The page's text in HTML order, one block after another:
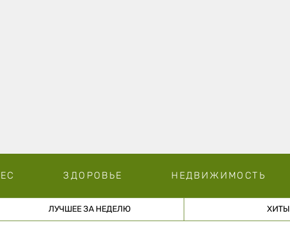
ЗДОРОВЬЕ НЕДВИЖИМОСТЬ
ЛУЧШЕЕ ЗА НЕДЕЛЮ ХИТЫ